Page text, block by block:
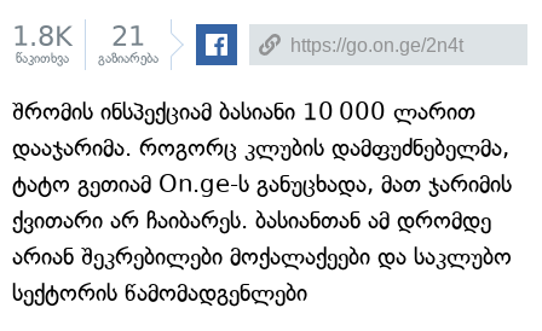
1.8K
წაკითხვა
21
გაზიარება
შრომის ინსპექციამ ბასიანი 10 000 ლარით
დააჯარიმა. როგორც კლუბის დამფუძნებელმა,
ტატო გეთიამ On.ge-ს განუცხადა, მათ ჯარიმის
ქვითარი არ ჩაიბარეს. ბასიანთან ამ დრომდე
არიან შეკრებილები მოქალაქეები და საკლუბო
სექტორის წამომადგენლები